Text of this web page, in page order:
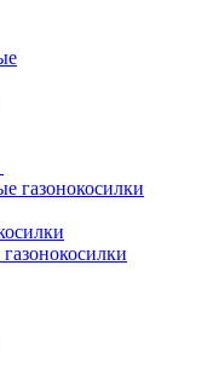
газонокосилки